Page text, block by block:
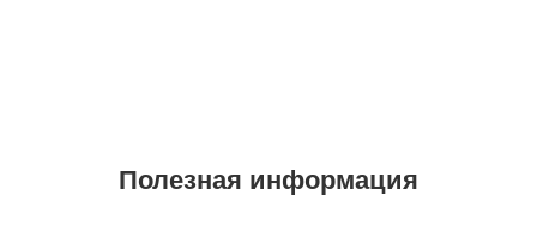
Полезная информация